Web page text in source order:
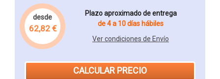
desde
62,82 €
Plazo aproximado de entrega
de 4 a 10 días hábiles
Ver condiciones de Envío
CALCULAR PRECIO